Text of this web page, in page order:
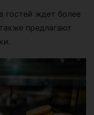
гостей ждет более
предлагают